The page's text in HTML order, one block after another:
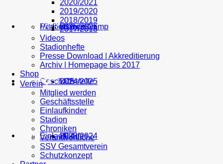
U16
U15
U14
Performance Camp
2025/2026
2024/2025
2023/2024
Mitglied werden
Geschäftsstelle
Einlaufkinder
PARTNER
TICKETS
NEWS
2020/2021
2019/2020
2018/2019
2017/2018
Videos
Stadionhefte
Presse Download | Akkreditierung
Archiv | Homepage bis 2017
Shop
Verein
Mitglied werden
Geschäftsstelle
Einlaufkinder
Stadion
Chroniken
Verantwortliche
SSV Gesamtverein
Schutzkonzept